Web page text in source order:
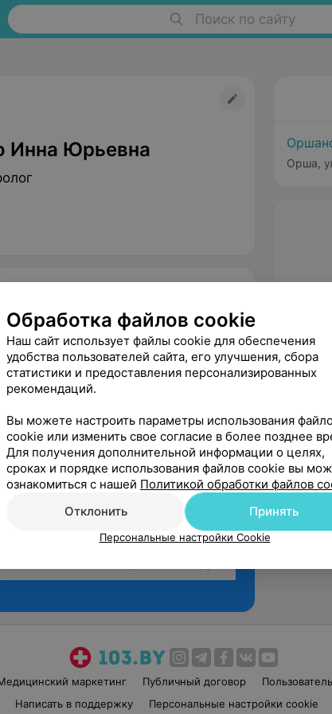
Поиск по сайту
Инна Юрьевна
Орша,
маркетинг Публичный договор
Написать в поддержку Персональные настройки cookie
Обработка файлов cookie
Наш сайт использует файлы cookie для обеспечения
удобства пользователей сайта, его улучшения, сбора
статистики и предоставления персонализированных
рекомендаций.
Вы можете настроить параметры использования
cookie или изменить свое согласие в более позднее
Для получения дополнительной информации о целях,
сроках и порядке использования файлов cookie вы
ознакомиться с нашей Политикой обработки файлов
Отклонить
Принять
Персональные настройки Cookie